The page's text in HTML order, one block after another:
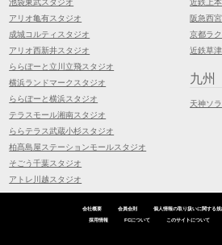
アリオ亀有スタジオ
成城コルティスタジオ
アリオ西新井スタジオ
ららぽーと立川立飛スタジオ
横浜ランドマークスタジオ
ららぽーと横浜スタジオ
テラスモール湘南スタジオ
ららテラス武蔵小杉スタジオ
柏髙島屋ステーションモールスタジオ
そごう千葉スタジオ
アトレ川越スタジオ
阪急西
京都ラ
近鉄草
九州
天神ソ
会社概要 会員会則 個人情報の取り扱いに関する規
採用情報
FCについて このサイトについて